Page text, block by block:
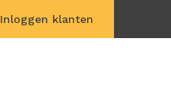
Inloggen klanten